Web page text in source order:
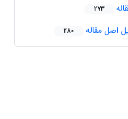
273
اصل مقاله 280